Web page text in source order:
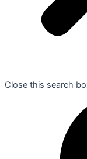
Close this search